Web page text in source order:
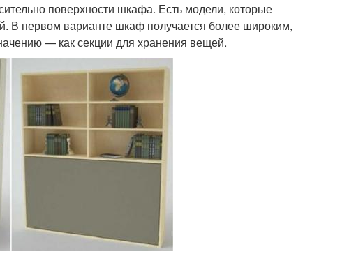
поверхности шкафа. Есть модели, которые
В первом варианте шкаф получается более широким,
— как секции для хранения вещей.